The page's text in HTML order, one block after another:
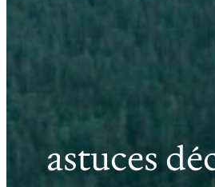
astuces